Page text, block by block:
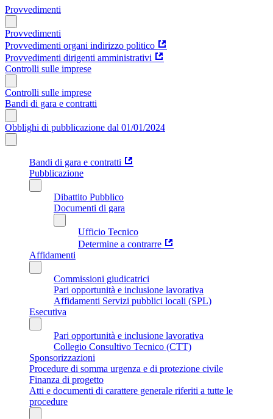
Provvedimenti
Provvedimenti
Provvedimenti organi indirizzo politico
Provvedimenti dirigenti amministrativi
Controlli sulle imprese
Controlli sulle imprese
Bandi di gara e contratti
Obblighi di pubblicazione dal 01/01/2024
Bandi di gara e contratti
Pubblicazione
Dibattito Pubblico
Documenti di gara
Ufficio Tecnico
Determine a contrarre
Affidamenti
Commissioni giudicatrici
Pari opportunità e inclusione lavorativa
Affidamenti Servizi pubblici locali (SPL)
Esecutiva
Pari opportunità e inclusione lavorativa
Collegio Consultivo Tecnico (CTT)
Sponsorizzazioni
Procedure di somma urgenza e di protezione civile
Finanza di progetto
Atti e documenti di carattere generale riferiti a tutte le
procedure